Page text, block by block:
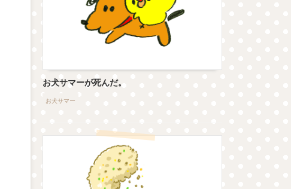
お犬サマーが死んだ。
お犬サマー